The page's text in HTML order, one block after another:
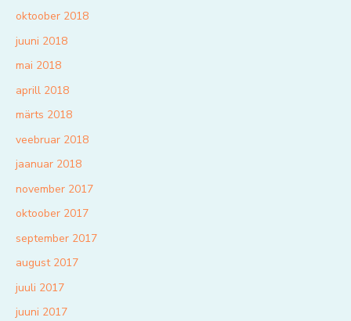
oktoober 2018
juuni 2018
mai 2018
aprill 2018
märts 2018
veebruar 2018
jaanuar 2018
november 2017
oktoober 2017
september 2017
august 2017
juuli 2017
juuni 2017